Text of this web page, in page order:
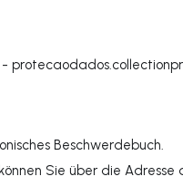
Beschwerdebuch.
Sie über die